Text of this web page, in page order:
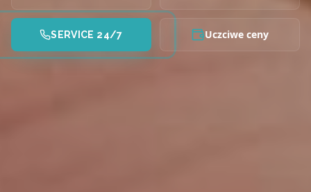
SERVICE 24/7 Uczciwe ceny